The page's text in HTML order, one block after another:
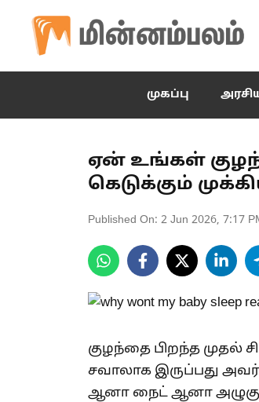
content
முகப்பு
ஏன் உங்கள்
கெடுக்கும்
Published On: 2 Jun 2026, 7:17
குழந்தை பிறந்த முதல்
சவாலாக இருப்பது
ஆனா நைட் ஆனா